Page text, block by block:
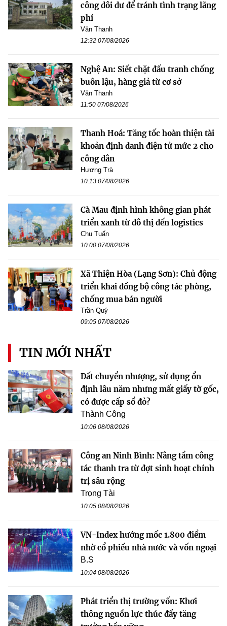
công dôi dư để tránh tình trạng lãng
phí
Văn Thanh
12:32 07/08/2026
Nghệ An: Siết chặt đấu tranh chống
buôn lậu, hàng giả từ cơ sở
Văn Thanh
11:50 07/08/2026
Thanh Hoá: Tăng tốc hoàn thiện tài
khoản định danh điện tử mức 2 cho
công dân
Hương Trà
10:13 07/08/2026
Cà Mau định hình không gian phát
triển xanh từ đô thị đến logistics
Chu Tuấn
10:00 07/08/2026
Xã Thiện Hòa (Lạng Sơn): Chủ động
triển khai đồng bộ công tác phòng,
chống mua bán người
Trần Quý
09:05 07/08/2026
TIN MỚI NHẤT
Đất chuyển nhượng, sử dụng ổn
định lâu năm nhưng mất giấy tờ gốc,
có được cấp sổ đỏ?
Thành Công
10:06 08/08/2026
Công an Ninh Bình: Nâng tầm công
tác thanh tra từ đợt sinh hoạt chính
trị sâu rộng
Trọng Tài
10:05 08/08/2026
VN-Index hướng mốc 1.800 điểm
nhờ cổ phiếu nhà nước và vốn ngoại
B.S
10:04 08/08/2026
Phát triển thị trường vốn: Khơi
thông nguồn lực thúc đẩy tăng